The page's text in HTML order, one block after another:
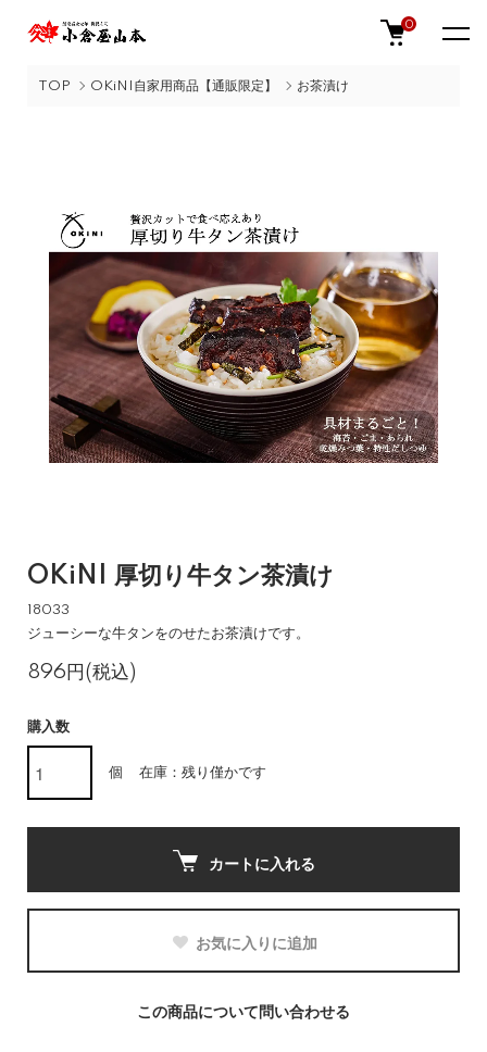
0
TOP OKiNI自家用商品【通販限定】 お茶漬け
OKiNI 厚切り牛タン茶漬け
18033
ジューシーな牛タンをのせたお茶漬けです。
896円(税込)
購入数
個 在庫：残り僅かです
カートに入れる
お気に入りに追加
この商品について問い合わせる